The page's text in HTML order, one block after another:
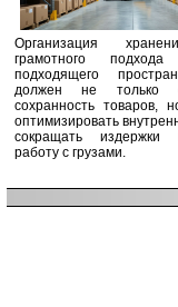
Организация
грамотного
подходящего
должен не только
сохранность товаров,
оптимизировать
сокращать
работу с грузами.